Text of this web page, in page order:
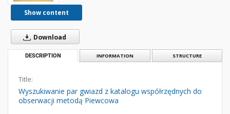
Show content
Download
DESCRIPTION INFORMATION STRUCTURE
Title:
Wyszukiwanie par gwiazd z katalogu współrzędnych do
obserwacji metodą Piewcowa